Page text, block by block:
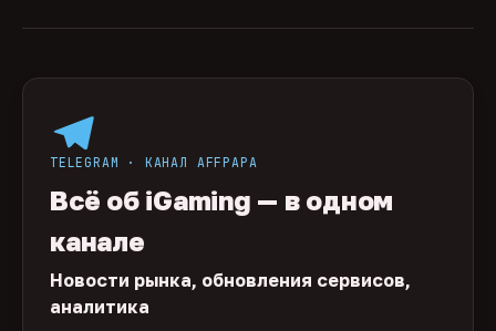
TELEGRAM · КАНАЛ AFFPAPA
Всё об iGaming — в одном
канале
Новости рынка, обновления сервисов,
аналитика